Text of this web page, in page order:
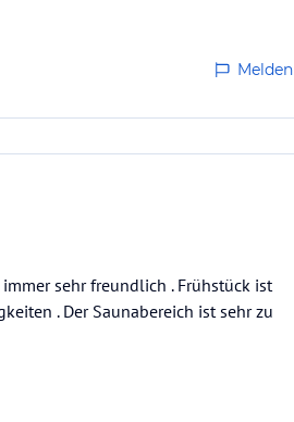
Melden
sehr freundlich . Frühstück ist
. Der Saunabereich ist sehr zu